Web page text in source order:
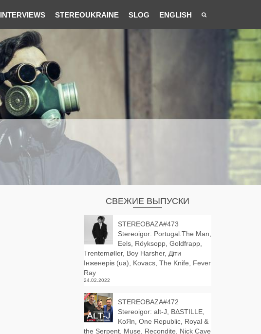
INTERVIEWS STEREOUKRAINE SLOG ENGLISH
СВЕЖИЕ ВЫПУСКИ
STEREOBAZA#473
Stereoigor: Portugal.The Man,
Eels, Röyksopp, Goldfrapp,
Trentemøller, Boy Harsher, Діти
Інженерів (ua), Kovacs, The Knife, Fever
Ray
24.02.2022
STEREOBAZA#472
Stereoigor: alt‑J, BΔSTILLE,
KoЯn, One Republic, Royal &
the Serpent, Muse, Recondite, Nick Cave